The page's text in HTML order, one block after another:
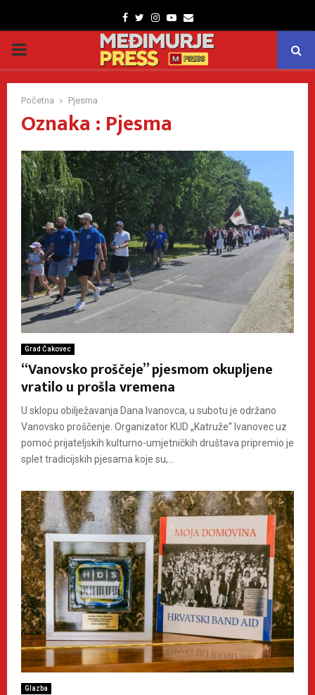
Facebook
TwitterInstagram
Youtube
Email
PRIMARY
MENU
Početna Pjesma
Oznaka : Pjesma
Grad Čakovec
“Vanovsko proščeje” pjesmom okupljene
vratilo u prošla vremena
U sklopu obilježavanja Dana Ivanovca, u subotu je održano
Vanovsko proščenje. Organizator KUD „Katruže“ Ivanovec uz
pomoć prijateljskih kulturno-umjetničkih društava pripremio je
splet tradicijskih pjesama koje su,...
Glazba